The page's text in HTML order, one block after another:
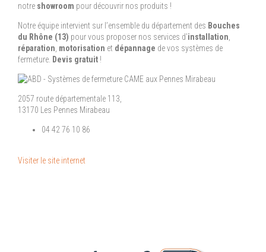
notre showroom pour découvrir nos produits !
Notre équipe intervient sur l’ensemble du département des Bouches
du Rhône (13) pour vous proposer nos services d’installation
réparation motorisation et dépannage de vos systèmes de
fermeture. Devis gratuit !
2057 route départementale 113,
13170 Les Pennes Mirabeau
04 42 76 10 86
Visiter le site internet